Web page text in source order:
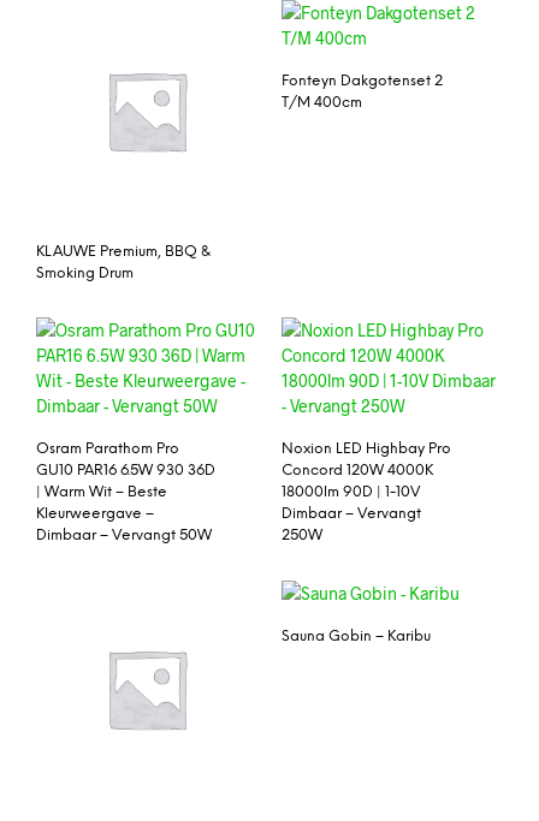
KLAUWE Premium, BBQ &
Smoking Drum
Fonteyn Dakgotenset 2
T/M 400cm
Osram Parathom Pro
GU10 PAR16 6.5W 930 36D
| Warm Wit – Beste
Kleurweergave –
Dimbaar – Vervangt 50W
Noxion LED Highbay Pro
Concord 120W 4000K
18000lm 90D | 1-10V
Dimbaar – Vervangt
250W
Sauna Gobin – Karibu